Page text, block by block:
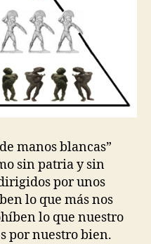
manos blancas”
sin patria y sin
por unos
lo que más nos
lo que nuestro
por nuestro bien.